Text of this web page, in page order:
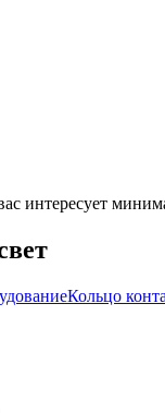
интересует
Кольцо